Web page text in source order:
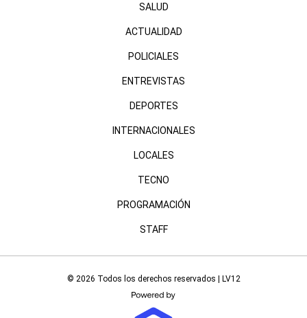
SALUD
ACTUALIDAD
POLICIALES
ENTREVISTAS
DEPORTES
INTERNACIONALES
LOCALES
TECNO
PROGRAMACIÓN
STAFF
© 2026 Todos los derechos reservados | LV12